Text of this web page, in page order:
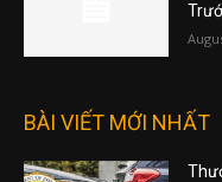
BÀI VIẾT MỚI NHẤT